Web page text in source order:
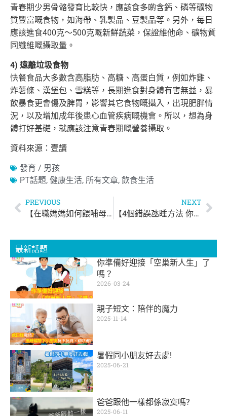
青春期少男骨骼發育比較快，應該食多啲含鈣、磷等礦物
質豐富嘅食物，如海帶、乳製品、豆製品等。另外，每日
應該進食400克～500克嘅新鮮蔬菜， 保證維他命、礦物質
同纖維嘅攝取量。
4) 遠離垃圾食物
快餐食品大多數含高脂肪、高糖、高蛋白質，例如炸雞、
炸薯條、漢堡包、雪糕等，長期進食對身體有害無益，暴
飲暴食更會傷及脾胃，影響其它食物嘅攝入，出現肥胖情
況，以及增加成年後患心血管疾病嘅機會。所以，想為身
體打好基礎，就應該注意青春期嘅營養攝取。
資料來源：壹讀
發育 / 男孩
PT話題, 健康生活, 所有文章, 飲食生活
PREVIOUS
【在職媽媽如何餵哺母乳？】
NEXT
【4個錯誤氹睡方法 你中了幾多個？】
最新話題
你準備好迎接「空巢新人生」了
嗎？
2026-03-24
親子短文：陪伴的魔力
2025-11-14
暑假同小朋友好去處!
2025-06-21
爸爸跟他一樣都係寂寞嗎?
2025-06-11